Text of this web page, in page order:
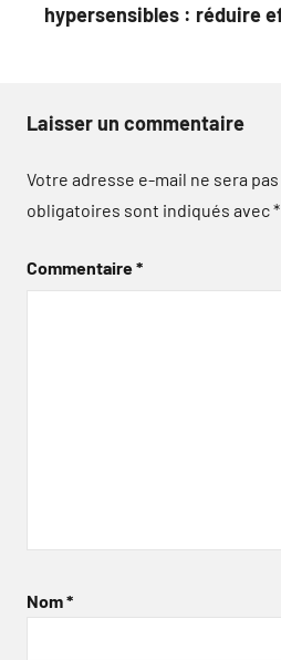
hypersensibles : réduire
Laisser un commentaire
Votre adresse e-mail ne sera pas
obligatoires sont indiqués avec*
Commentaire*
Nom*